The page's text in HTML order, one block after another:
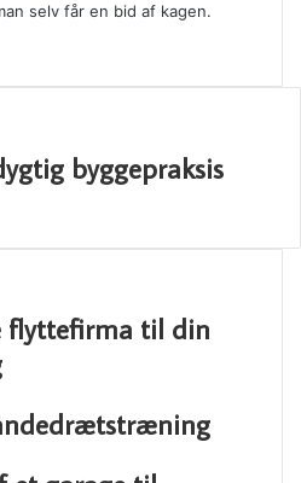
selv får en bid af kagen.
byggepraksis
flyttefirma til din